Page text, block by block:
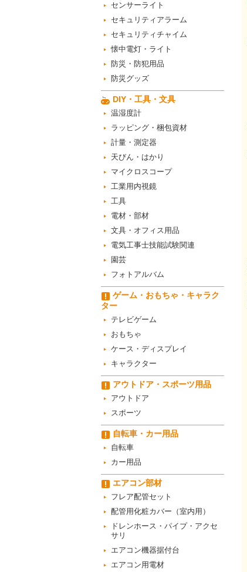
センサーライト
セキュリティアラーム
セキュリティチャイム
懐中電灯・ライト
防災・防犯用品
防災グッズ
DIY・工具・文具
温湿度計
ラッピング・梱包資材
計量・測定器
天びん・はかり
マイクロスコープ
工業用内視鏡
工具
電材・部材
文具・オフィス用品
電気工事士技能試験関連
園芸
フォトアルバム
ゲーム・おもちゃ・キャラク
ター
テレビゲーム
おもちゃ
ケース・ディスプレイ
キャラクター
アウトドア・スポーツ用品
アウトドア
スポーツ
自転車・カー用品
自転車
カー用品
エアコン部材
フレア配管セット
配管用化粧カバー（室内用）
ドレンホース・パイプ・アクセ
サリ
エアコン機器据付台
エアコン用電材